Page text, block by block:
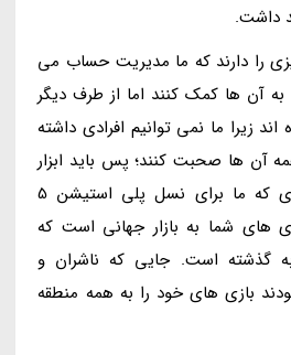
داشت.
را دارند که ما مدیریت حساب می
به آن ها کمک کنند اما از طرف دیگر
زیرا ما نمی توانیم افرادی داشته
آن ها صحبت کنند؛ پس باید ابزار
خود را ارتقا دهیم. چیزی که ما برای نسل پلی استیشن 5
های شما به بازار جهانی است که
گذشته است. جایی که ناشران و
بازی های خود را به همه منطقه